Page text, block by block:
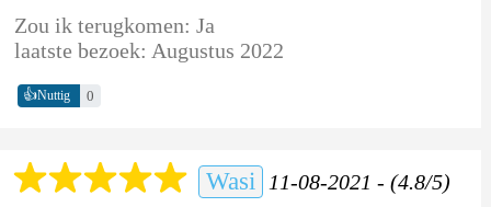
Zou ik terugkomen: Ja
laatste bezoek: Augustus 2022
👍Nuttig 0
Wasi
11-08-2021 - (4.8/5)